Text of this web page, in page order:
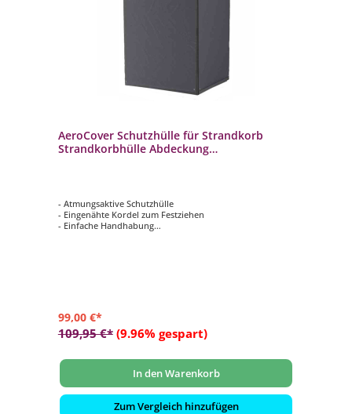
AeroCover Schutzhülle für Strandkorb
Strandkorbhülle Abdeckung
- Atmungsaktive Schutzhülle
- Eingenähte Kordel zum Festziehen
- Einfache Handhabung
99,00 €*
109,95 €* (9.96% gespart)
In den Warenkorb
Zum Vergleich hinzufügen